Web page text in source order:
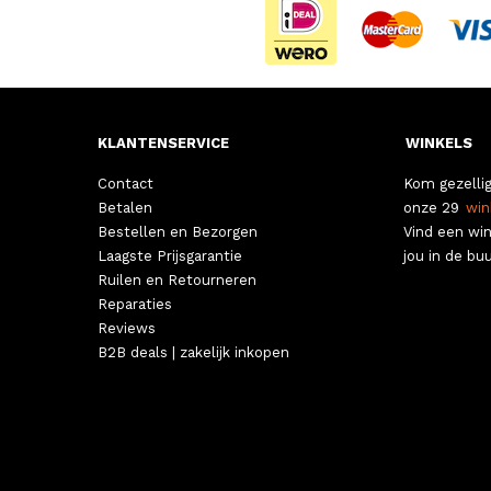
KLANTENSERVICE
Contact
Betalen
Bestellen en Bezorgen
Laagste Prijsgarantie
Ruilen en Retourneren
Reparaties
Reviews
B2B deals | zakelijk inkopen
WINKELS
Kom
onze 29
Vind een
jou in de